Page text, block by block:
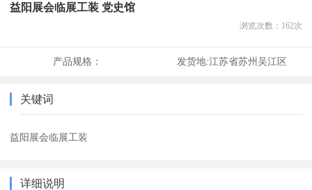
益阳展会临展工装 党史馆
浏览次数： 162次
产品规格： 发货地:江苏省苏州吴江区
关键词
益阳展会临展工装
详细说明